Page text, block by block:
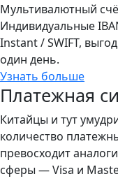
Мультивалютный
Индивидуальные
Instant / SWIFT,
один день.
Узнать больше
Платежная
Китайцы и тут
количество
превосходит
сферы — Visa и